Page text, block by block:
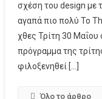
σχέση του design με
αγαπά πιο πολύ Το
χθες Τρίτη 30
πρόγραμμα της
φιλοξενηθεί […]
Όλο το άρθρο